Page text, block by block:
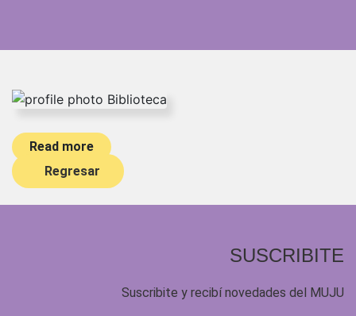
Read more
Regresar
SUSCRIBITE
Suscribite y recibí novedades del MUJU